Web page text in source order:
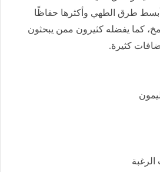
طرق الطهي وأكثرها حفاظًا
كما يفضله كثيرون ممن يبحثون
كثيرة.